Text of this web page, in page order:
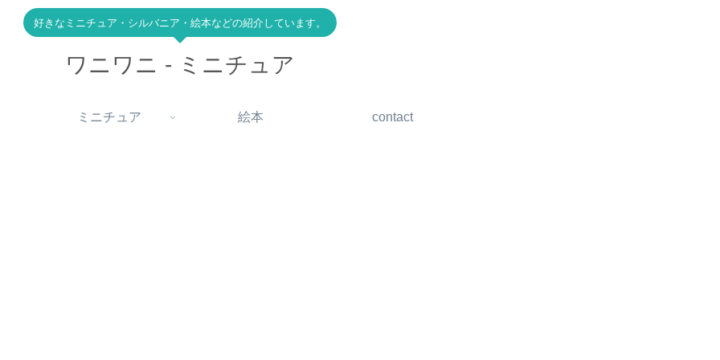
好きなミニチュア・シルバニア・絵本などの紹介しています。
ワニワニ - ミニチュア
ミニチュア 絵本 contact